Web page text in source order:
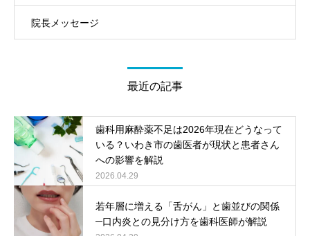
院長メッセージ
最近の記事
歯科用麻酔薬不足は2026年現在どうなって
いる？いわき市の歯医者が現状と患者さん
への影響を解説
2026.04.29
若年層に増える「舌がん」と歯並びの関係
─口内炎との見分け方を歯科医師が解説